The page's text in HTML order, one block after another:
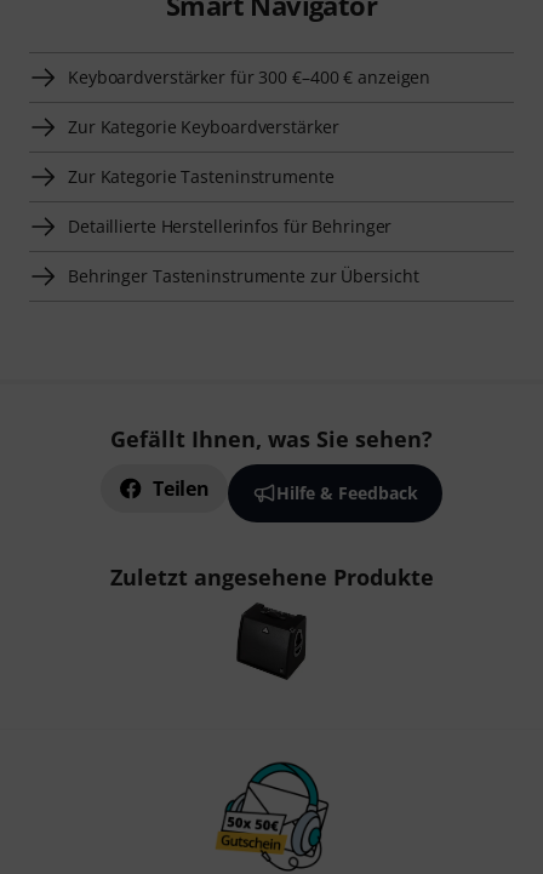
Keyboardverstärker für 300 €–400 € anzeigen
Zur Kategorie Keyboardverstärker
Zur Kategorie Tasteninstrumente
Detaillierte Herstellerinfos für Behringer
Behringer Tasteninstrumente zur Übersicht
Gefällt Ihnen, was Sie sehen?
Teilen Hilfe & Feedback
Zuletzt angesehene Produkte